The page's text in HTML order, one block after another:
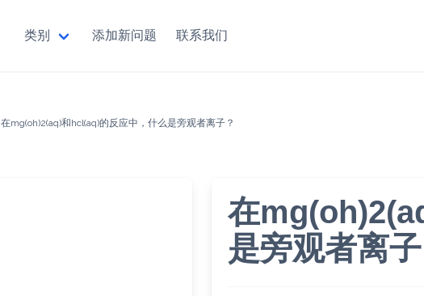
类别 添加新问题 联系我们
在mg(oh)2(aq)和hcl(aq)的反应中，什么是旁观者离子？
在
是旁观者离子